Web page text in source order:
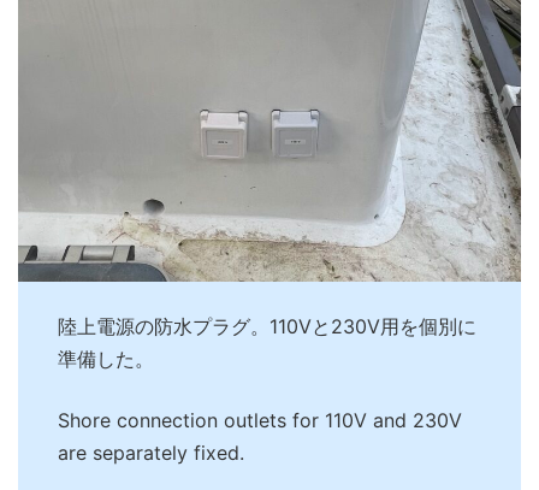
陸上電源の防水プラグ。110Vと230V用を個別に
準備した。
Shore connection outlets for 110V and 230V
are separately fixed.